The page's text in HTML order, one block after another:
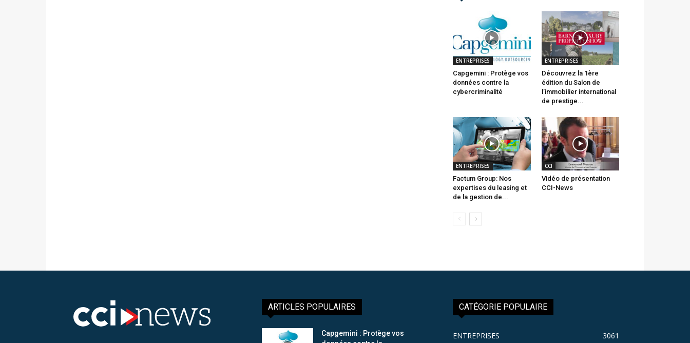
ENTREPRISES
Capgemini : Protège vos
données contre la
cybercriminalité
ENTREPRISES
Découvrez la 1ère
édition du Salon de
l’immobilier international
de prestige...
ENTREPRISES
Factum Group: Nos
expertises du leasing et
de la gestion de...
CCI
Vidéo de présentation
CCI-News
ARTICLES POPULAIRES
Capgemini : Protège vos
CATÉGORIE POPULAIRE
ENTREPRISES 3061